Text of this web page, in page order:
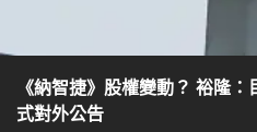
《納智捷》股權變動？ 裕隆
式對外公告